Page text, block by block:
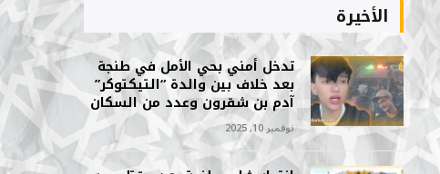
الأخيرة
تدخل أمني بحي الأمل في طنجة
بعد خلاف بين والدة “التيكتوكر”
آدم بن شقرون وعدد من السكان
نوفمبر 10, 2025